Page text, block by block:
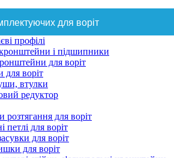
для воріт
профілі
і підшипники
для воріт
для воріт
втулки
редуктор
для воріт
петлі для воріт
для воріт
для воріт